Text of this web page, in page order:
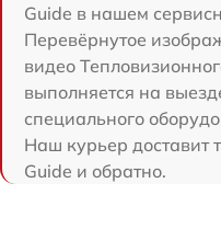
Guide в нашем
Перевёрнутое
видео
выполняется на
специального
Наш курьер доставит
Guide и обратно.